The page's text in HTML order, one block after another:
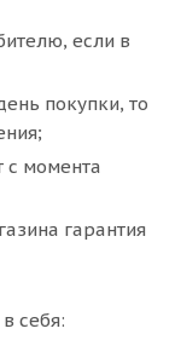
если в
покупки, то
с момента
гарантия
себя: